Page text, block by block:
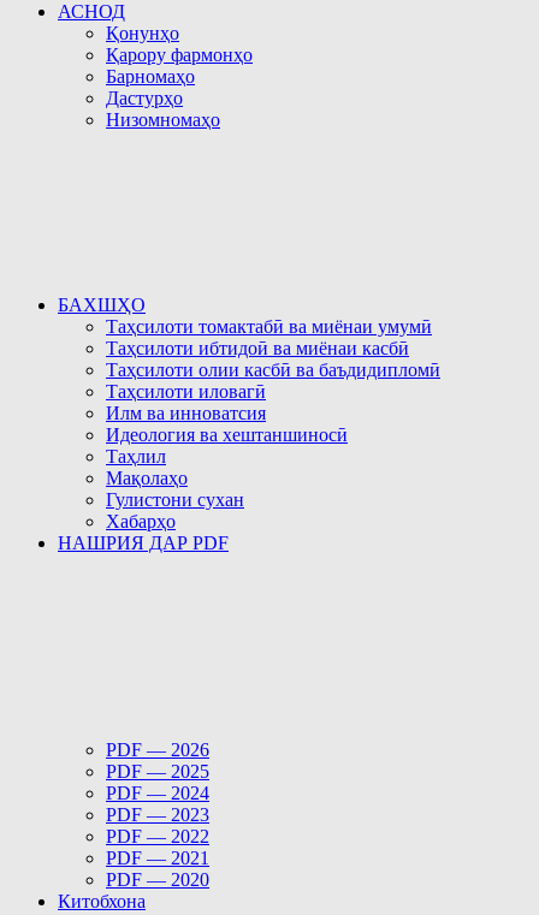
АСНОД
Қонунҳо
Қарору фармонҳо
Барномаҳо
Дастурҳо
Низомномаҳо
БАХШҲО
Таҳсилоти томактабӣ ва миёнаи умумӣ
Таҳсилоти ибтидоӣ ва миёнаи касбӣ
Таҳсилоти олии касбӣ ва баъдидипломӣ
Таҳсилоти иловагӣ
Илм ва инноватсия
Идеология ва хештаншиносӣ
Таҳлил
Мақолаҳо
Гулистони сухан
Хабарҳо
НАШРИЯ ДАР PDF
PDF — 2026
PDF — 2025
PDF — 2024
PDF — 2023
PDF — 2022
PDF — 2021
PDF — 2020
Китобхона